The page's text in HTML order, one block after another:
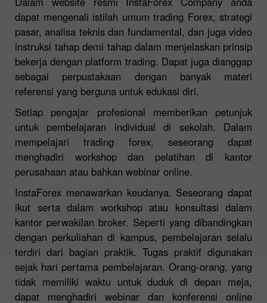
dapat mengenali istilah umum trading Forex, strategi
pasar, analisa teknis dan fundamental, dan juga video
instruksi tahap demi tahap dalam menjelaskan prinsip
bekerja dengan platform trading. Dapat juga dianggap
sebagai perpustakaan dengan banyak materi
referensi yang berguna untuk edukasi diri.
Setiap pengajar profesional memberikan petunjuk
untuk pembelajaran individual di sekolah. Dalam
mempelajari trading forex, seseorang dapat
menghadiri workshop dan pelatihan di kantor
perusahaan atau bahkan webinar online.
InstaForex menawarkan keudanya. Seseorang dapat
ikut serta dalam workshop atau konsultasi dalam
kantor perwakilan broker. Seperti yang dibandingkan
dengan perkuliahan di kampus, pembelajaran selalu
terdiri dari bagian praktik. Tugas praktif digunakan
sejak hari pertama pembelajaran. Orang-orang, yang
tidak memiliki waktu untuk duduk di depan meja,
dapat menghadiri webinar dan konferensi online